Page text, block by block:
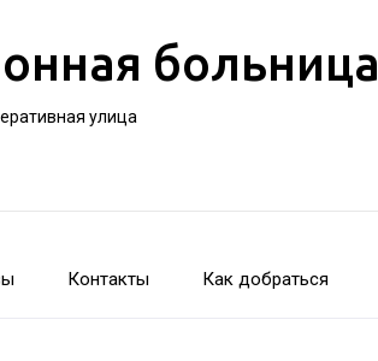
больница
улица
Контакты Как добраться